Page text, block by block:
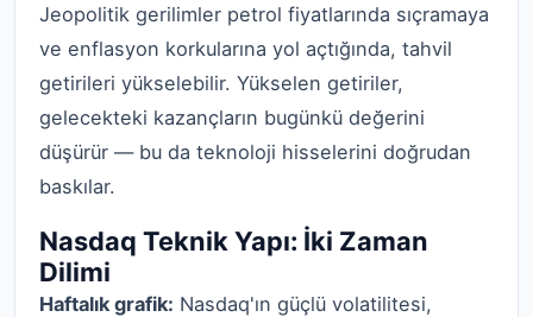
Jeopolitik gerilimler petrol fiyatlarında sıçramaya
ve enflasyon korkularına yol açtığında, tahvil
getirileri yükselebilir. Yükselen getiriler,
gelecekteki kazançların bugünkü değerini
düşürür — bu da teknoloji hisselerini doğrudan
baskılar.
Nasdaq Teknik Yapı: İki Zaman
Dilimi
Haftalık grafik: Nasdaq'ın güçlü volatilitesi,